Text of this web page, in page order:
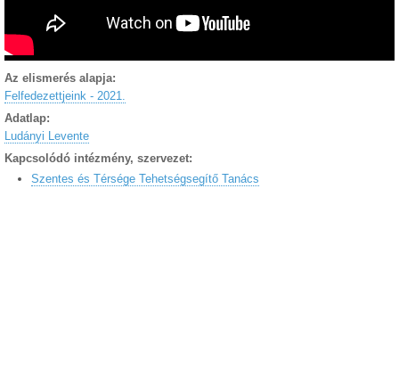
Az elismerés alapja:
Felfedezettjeink - 2021.
Adatlap:
Ludányi Levente
Kapcsolódó intézmény, szervezet:
Szentes és Térsége Tehetségsegítő Tanács